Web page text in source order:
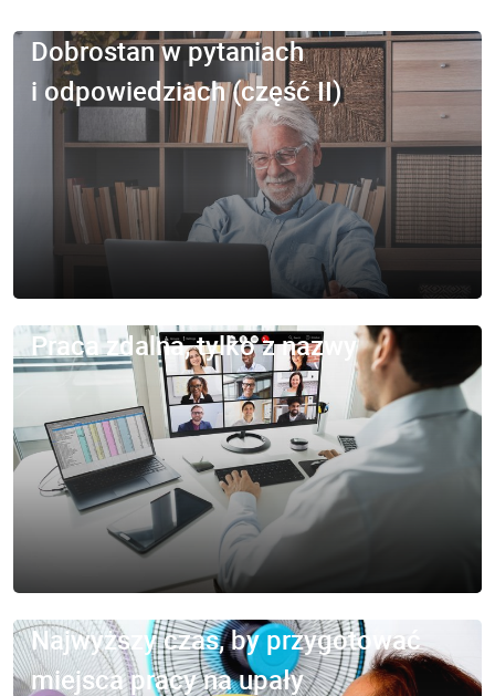
Dobrostan w pytaniach
i odpowiedziach (część II)
Praca zdalna, tylko z nazwy
Najwyższy czas, by przygotować
miejsca pracy na upały